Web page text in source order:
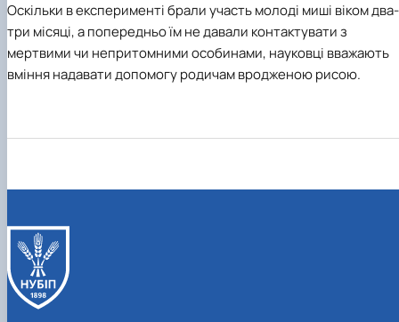
Оскільки в експерименті брали участь молоді миші віком два-
три місяці, а попередньо їм не давали контактувати з
мертвими чи непритомними особинами, науковці вважають
вміння надавати допомогу родичам вродженою рисою.